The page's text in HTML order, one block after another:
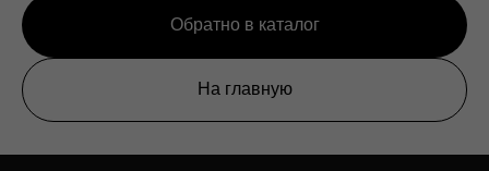
Обратно в каталог
На главную